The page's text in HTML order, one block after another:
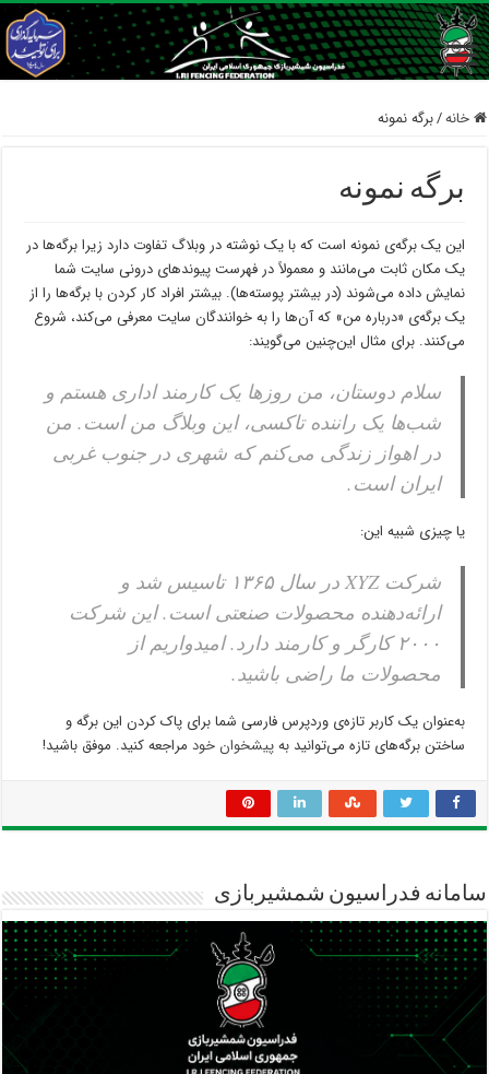
خانه/برگه نمونه
برگه نمونه
این یک برگه‌ی نمونه است که با یک نوشته در وبلاگ تفاوت دارد زیرا برگه‌ها در
یک مکان ثابت می‌مانند و معمولاً در فهرست پیوندهای درونی سایت شما
نمایش داده می‌شوند (در بیشتر پوسته‌ها). بیشتر افراد کار کردن با برگه‌ها را از
یک برگه‌ی «درباره من» که آن‌ها را به خوانندگان سایت معرفی می‌کند، شروع
می‌کنند. برای مثال این‌چنین می‌گویند:
سلام دوستان، من روزها یک کارمند اداری هستم و
شب‌ها یک راننده تاکسی، این وبلاگ من است. من
در اهواز زندگی می‌کنم که شهری در جنوب غربی
ایران است.
یا چیزی شبیه این:
شرکت XYZ در سال ۱۳۶۵ تاسیس شد و
ارائه‌دهنده محصولات صنعتی است. این شرکت
۲۰۰۰ کارگر و کارمند دارد. امیدواریم از
محصولات ما راضی باشید.
به‌عنوان یک کاربر تازه‌ی وردپرس فارسی شما برای پاک کردن این برگه و
ساختن برگه‌های تازه می‌توانید بهپیشخوان خود مراجعه کنید. موفق باشید!
سامانه فدراسیون شمشیربازی